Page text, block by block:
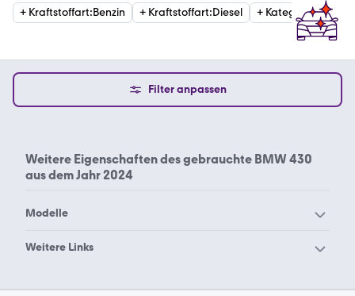
+ Kraftstoffart:Benzin + Kraftstoffart:Diesel + Kategorie:
Filter anpassen
Weitere Eigenschaften desgebrauchte BMW 430
aus dem Jahr 2024
Modelle
BMW 114
BMW 123
BMW 125
Weitere Links